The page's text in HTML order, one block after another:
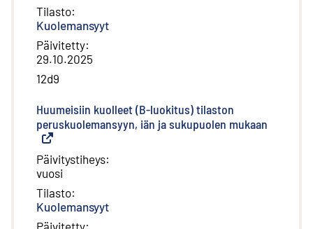
Tilasto:
Kuolemansyyt
Päivitetty:
29.10.2025
12d9
Huumeisiin kuolleet (B-luokitus) tilaston
peruskuolemansyyn, iän ja sukupuolen mukaan
Päivitystiheys:
vuosi
Tilasto:
Kuolemansyyt